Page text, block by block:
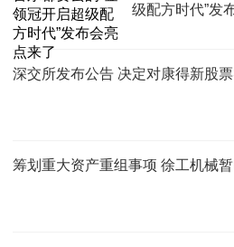
级配方时代”发
深交所发布公告 决定对康得新股
筹划重大资产重组事项 徐工机械